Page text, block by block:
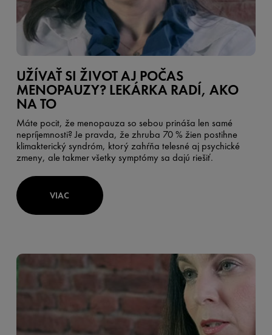
UŽÍVAŤ SI ŽIVOT AJ POČAS
MENOPAUZY? LEKÁRKA RADÍ, AKO
NA TO
Máte pocit, že menopauza so sebou prináša len samé
nepríjemnosti? Je pravda, že zhruba 70 % žien postihne
klimakterický syndróm, ktorý zahŕňa telesné aj psychické
zmeny, ale takmer všetky symptómy sa dajú riešiť.
VIAC